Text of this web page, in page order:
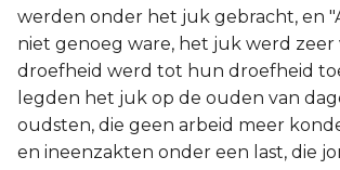
werden onder het juk gebracht, en
niet genoeg ware, het juk werd zeer
droefheid werd tot hun droefheid
legden het juk op de ouden van
oudsten, die geen arbeid meer
en ineenzakten onder een last, die